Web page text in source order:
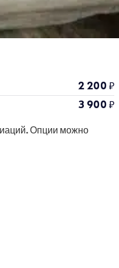
2 200₽
3 900₽
Опции можно